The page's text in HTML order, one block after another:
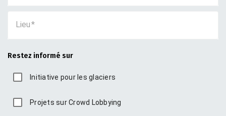
Lieu
Restez informé sur
Initiative pour les glaciers
Projets sur Crowd Lobbying